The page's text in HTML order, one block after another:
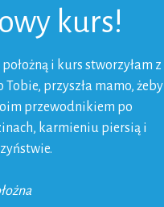
kurs!
położną i kurs stworzyłam z
Tobie, przyszła mamo, żeby
przewodnikiem po
karmieniu piersią i